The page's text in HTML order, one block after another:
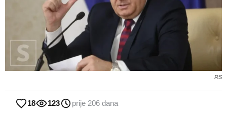
RS
18 123 prije 206 dana